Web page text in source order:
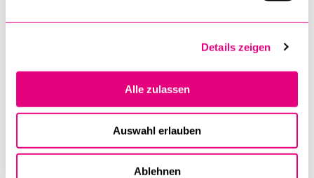
Details zeigen
Alle zulassen
Auswahl erlauben
Ablehnen
Ethik
studieren!
Infos zum MA
Studium